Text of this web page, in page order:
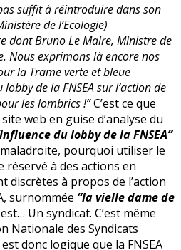
dit,
lobby
?
suffit à réintroduire dans son
de l’Ecologie)
dont Bruno Le Maire, Ministre de
Nous exprimons là encore nos
la Trame verte et bleue
de la FNSEA sur l’action de
les lombrics !”C’est ce que
web en guise d’analyse du
du lobby de la FNSEA”
pourquoi utiliser le
réservé à des actions en
discrètes à propos de l’action
surnommée “la vielle dame de
Un syndicat. C’est même
Nationale des Syndicats
donc logique que la FNSEA